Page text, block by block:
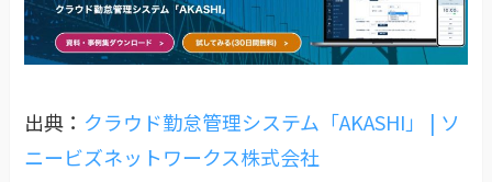
出典： クラウド勤怠管理システム「AKASHI」 | ソ
ニービズネットワークス株式会社